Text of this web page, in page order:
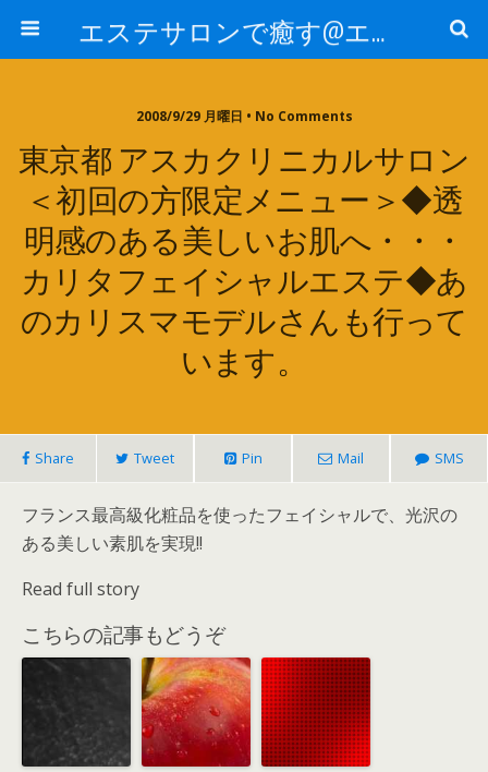
エステサロンで癒す@エステ～全国エステ情報
2008/9/29 月曜日 • No Comments
東京都 アスカクリニカルサロン
＜初回の方限定メニュー＞◆透
明感のある美しいお肌へ・・・
カリタフェイシャルエステ◆あ
のカリスマモデルさんも行って
います。
Share Tweet Pin Mail SMS
フランス最高級化粧品を使ったフェイシャルで、光沢の
ある美しい素肌を実現!!
Read full story
こちらの記事もどうぞ